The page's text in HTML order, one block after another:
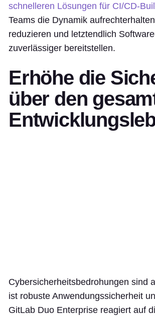
schnelleren Lösungen für CI/CD-
Teams die Dynamik
reduzieren und letztendlich
zuverlässiger bereitstellen.
Erhöhe die
über den
Cybersicherheitsbedrohungen sind
ist robuste Anwendungssicherheit
GitLab Duo Enterprise reagiert auf